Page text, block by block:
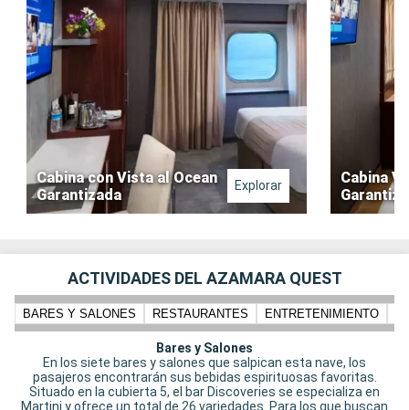
Cabina con Vista al Ocean
Garantizada
Explorar
Cabina
ACTIVIDADES DEL AZAMARA QUEST
BARES Y SALONES RESTAURANTES ENTRETENIMIENTO
Bares y Salones
En los siete bares y salones que salpican esta nave, los
pasajeros encontrarán sus bebidas espirituosas favoritas.
Situado en la cubierta 5, el bar Discoveries se especializa en
Martini y ofrece un total de 26 variedades. Para los que buscan